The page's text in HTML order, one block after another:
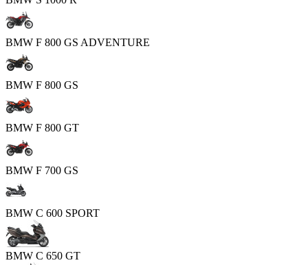
BMW F 800 GS ADVENTURE
BMW F 800 GS
BMW F 800 GT
BMW F 700 GS
BMW C 600 SPORT
BMW C 650 GT